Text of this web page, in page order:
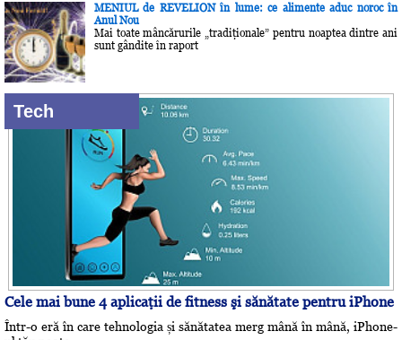
MENIUL de REVELION în lume: ce alimente aduc noroc în
Anul Nou
Mai toate mâncărurile „tradiţionale” pentru noaptea dintre ani
sunt gândite în raport
Tech
Cele mai bune 4 aplicaţii de fitness şi sănătate pentru iPhone
Într-o eră în care tehnologia și sănătatea merg mână în mână, iPhone-